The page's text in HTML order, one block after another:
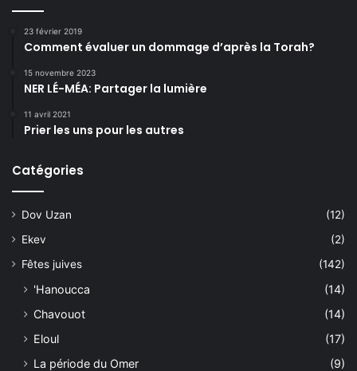
23 février 2019
Comment évaluer un dommage d’après la Torah?
15 novembre 2023
NER LÉ-MÉA: Partager la lumière
11 avril 2021
Prier les uns pour les autres
Catégories
Dov Uzan
(12)
Ekev
(2)
Fêtes juives
(142)
'Hanoucca
(14)
Chavouot
(14)
Eloul
(17)
La période du Omer
(9)